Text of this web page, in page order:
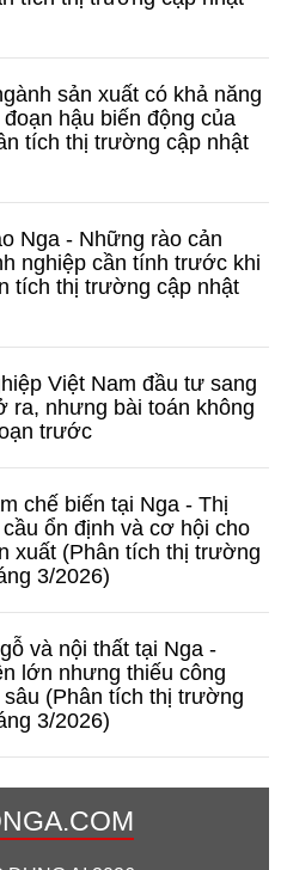
sản xuất có khả năng
hậu biến động của
tích thị trường cập nhật
Nga - Những rào cản
nghiệp cần tính trước khi
tích thị trường cập nhật
Việt Nam đầu tư sang
ra, nhưng bài toán không
trước
chế biến tại Nga - Thị
ổn định và cơ hội cho
xuất (Phân tích thị trường
3/2026)
và nội thất tại Nga -
lớn nhưng thiếu công
(Phân tích thị trường
3/2026)